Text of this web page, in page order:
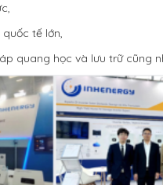
tế lớn,
quang học và lưu trữ cũng